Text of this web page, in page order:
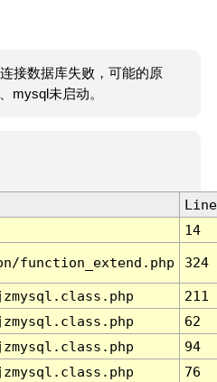
接数据库失败，可能的原
mysql未启动。
Line
14
function_extend.php 324
211
62
94
76